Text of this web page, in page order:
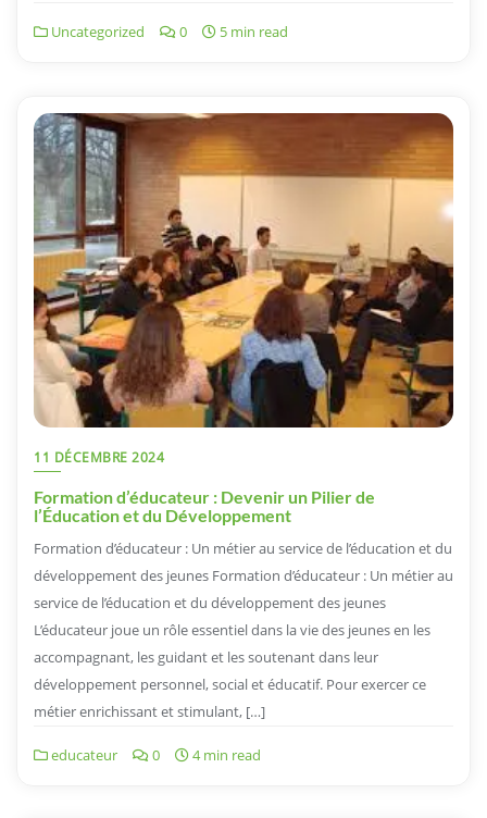
Uncategorized 0 5 min read
11 DÉCEMBRE 2024
Formation d’éducateur : Devenir un Pilier de
l’Éducation et du Développement
Formation d’éducateur : Un métier au service de l’éducation et du
développement des jeunes Formation d’éducateur : Un métier au
service de l’éducation et du développement des jeunes
L’éducateur joue un rôle essentiel dans la vie des jeunes en les
accompagnant, les guidant et les soutenant dans leur
développement personnel, social et éducatif. Pour exercer ce
métier enrichissant et stimulant, […]
educateur 0 4 min read